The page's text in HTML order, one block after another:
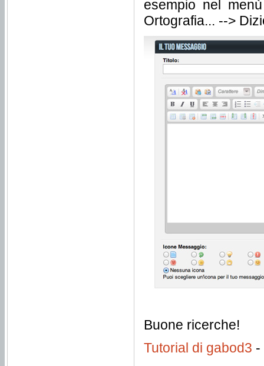
esempio nel
Ortografia... -->
Buone ricerche!
Tutorial di gabod3 -